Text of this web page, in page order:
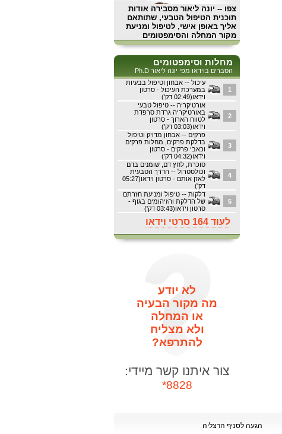
צפו -- יונה ליאור מסבירה אודות
תוכנית הטיפול הטבעי, שתותאם
אליך באופן אישי, לטיפול ומניעת
מקור המחלה והסימפטומים
מחלות וסימפטומים
הסברים בוידאו מפי יונה ליאור Ph.D
עיכול -- אבחון וטיפול בבעיות
במערכת העיכול - סרטון
וידאו(02:49 דק')
1
אורטיקריה -- טיפול טבעי
באורטיקריה גרדת סרפדת
לטווח הארוך - סרטון
וידאו(03:03 דק')
2
פרקים -- אבחון מדויק וטיפול
בדלקת פרקים, מחלות פרקים
וכאבי פרקים - סרטון
וידאו(04:32 דק')
3
סוכרת, לחץ דם, שומנים בדם
וכולסטרול -- הדרך הטבעית
לאזן אותם - סרטון וידאו(05:27
דק')
4
דלקות -- טיפול ומניעת חזרתם
של הדלקת והזיהומים בגוף -
סרטון וידאו(03:43 דק')
5
לעוד 164 סרטי וידאו
לא יודע
מה מקור הבעיה
או המחלה
ולא מצליח
להתרפא?
צור איתנו קשר מיידי:
8828*
הגעה לסניף הרצליה